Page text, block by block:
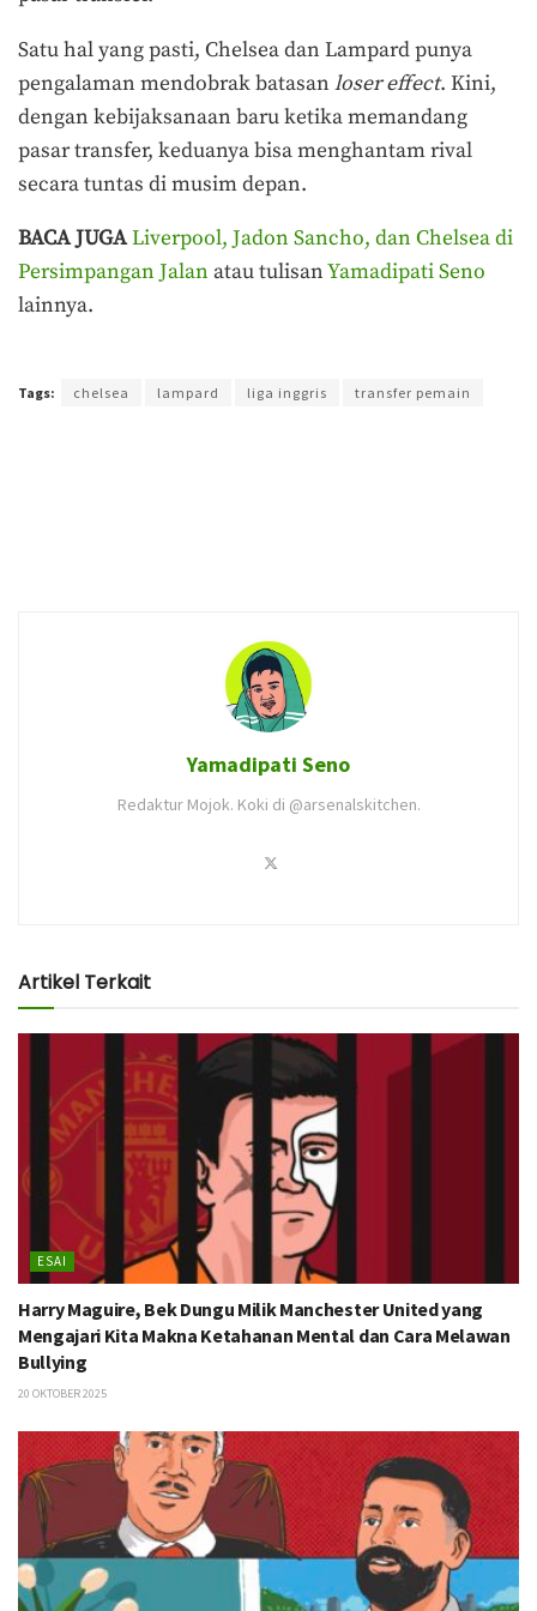
Satu hal yang pasti, Chelsea dan Lampard punya
pengalaman mendobrak batasan loser effect. Kini,
dengan kebijaksanaan baru ketika memandang
pasar transfer, keduanya bisa menghantam rival
secara tuntas di musim depan.
BACA JUGALiverpool, Jadon Sancho, dan Chelsea di
Persimpangan Jalan atau tulisanYamadipati Seno
lainnya.
Tags: chelsea lampard liga inggris transfer pemain
Yamadipati Seno
Redaktur Mojok. Koki di @arsenalskitchen.
Artikel Terkait
ESAI
Harry Maguire, Bek Dungu Milik Manchester United yang
Mengajari Kita Makna Ketahanan Mental dan Cara Melawan
Bullying
20 OKTOBER 2025